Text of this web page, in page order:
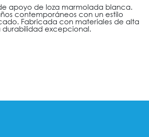
apoyo de loza marmolada blanca.
contemporáneos con un estilo
Fabricada con materiales de alta
excepcional.